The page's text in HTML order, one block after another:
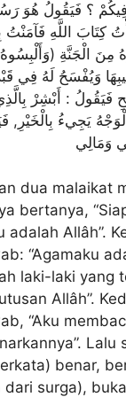
؟ فَيَقُولُ هُوَ
كِتَابَ اللَّهِ فَآمَنْتُ
مِنَ الْجَنَّةِ
وَيُفْسَحُ لَهُ فِي
فَيَقُولُ : أَبْشِرْ
يَجِيءُ بِالْخَيْرِ,
dua malaikat
bertanya,
adalah Allâh”.
“Agamaku
laki-laki yang
Allâh”.
“Aku
Lalu
benar,
dari surga),